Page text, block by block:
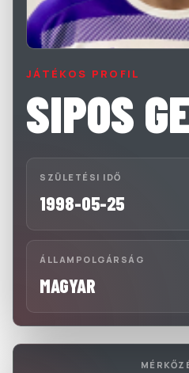
JÁTÉKOS PROFIL
SIPOS
SZÜLETÉSI IDŐ
1998-05-25
ÁLLAMPOLGÁRSÁG
MAGYAR